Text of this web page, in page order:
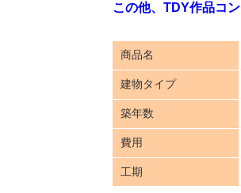
この他、TDY作品コ
商品名
建物タイプ
築年数
費用
工期